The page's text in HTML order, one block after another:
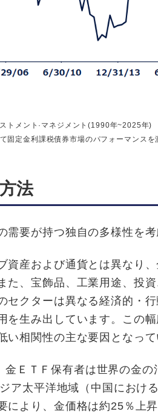
トメント·マネジメント(1990年~2025年)
定金利課税債券市場のパフォーマンス
法
要が持つ独自の多様性を考
産および通貨とは異なり
、宝飾品、工業用途、投
クターは異なる経済的・
を生み出しています。この
相関性の主な要因となって
ＥＴＦ保有者は世界の金
ア太平洋地域（中国におけ
より、金価格は約25％上昇